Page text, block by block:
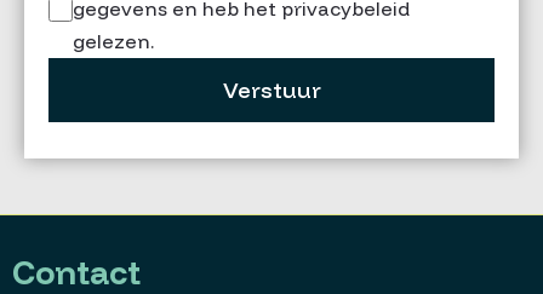
gegevens en heb het privacybeleid
gelezen.
Verstuur
Contact